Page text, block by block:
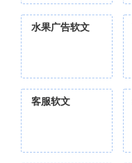
水果广告软文
客服软文